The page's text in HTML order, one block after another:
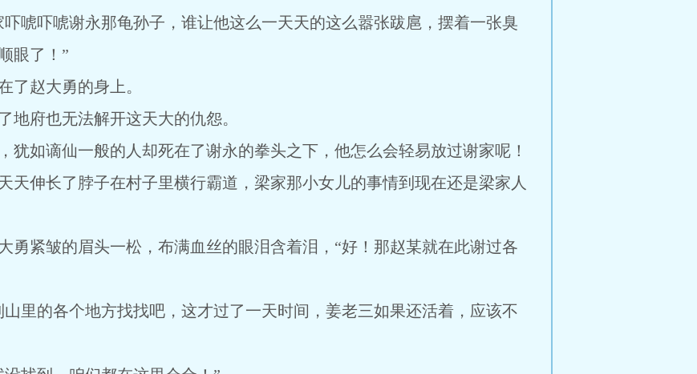
唬吓唬谢永那龟孙子，谁让他这么一天天的这么嚣张跋扈，摆着一张臭
眼了！”
了赵大勇的身上。
地府也无法解开这天大的仇怨。
犹如谪仙一般的人却死在了谢永的拳头之下，他怎么会轻易放过谢家呢！
天伸长了脖子在村子里横行霸道，梁家那小女儿的事情到现在还是梁家人
勇紧皱的眉头一松，布满血丝的眼泪含着泪，“好！那赵某就在此谢过各
里的各个地方找找吧，这才过了一天时间，姜老三如果还活着，应该不